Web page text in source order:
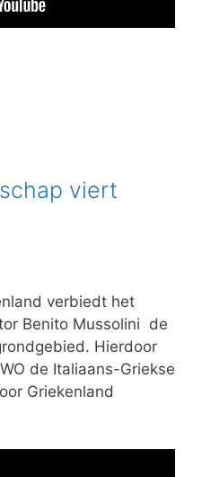
viert
verbiedt het
Benito Mussolini de
Hierdoor
de Italiaans-Griekse
Griekenland